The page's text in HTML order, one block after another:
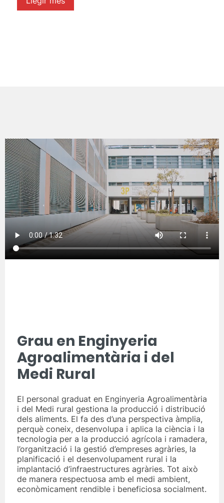
Grau en Enginyeria
Agroalimentària i del
Medi Rural
El personal graduat en Enginyeria Agroalimentària
i del Medi rural gestiona la producció i distribució
dels aliments. El fa des d’una perspectiva àmplia,
perquè coneix, desenvolupa i aplica la ciència i la
tecnologia per a la producció agrícola i ramadera,
l’organització i la gestió d’empreses agràries, la
planificació i el desenvolupament rural i la
implantació d’infraestructures agràries. Tot això
de manera respectuosa amb el medi ambient,
econòmicament rendible i beneficiosa socialment.